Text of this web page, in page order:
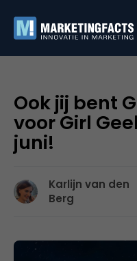
Ook jij bent
voor Girl
juni!
Karlijn van den
Berg